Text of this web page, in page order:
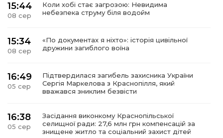
15:44
08 сер
Коли хобі стає загрозою: Невидима
небезпека струму біля водойм
15:34
08 сер
«По документах я ніхто»: історія цивільної
дружини загиблого воїна
16:49
05 сер
Підтвердилася загибель захисника України
Сергія Маркелова з Краснопілля, який
вважався зниклим безвісти
16:38
05 сер
Засідання виконкому Краснопільської
селищної ради: 27,6 млн грн компенсацій за
знищене житло та соціальний захист дітей